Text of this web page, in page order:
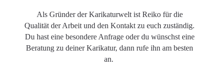
Als Gründer der Karikaturwelt ist Reiko für die
Qualität der Arbeit und den Kontakt zu euch zuständig.
Du hast eine besondere Anfrage oder du wünschst eine
Beratung zu deiner Karikatur, dann rufe ihn am besten
an.